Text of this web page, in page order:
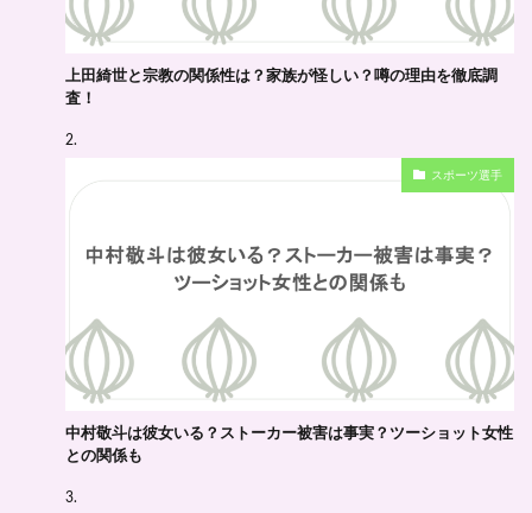
上田綺世と宗教の関係性は？家族が怪しい？噂の理由を徹底調
査！
スポーツ選手
中村敬斗は彼女いる？ストーカー被害は事実？ツーショット女性
との関係も